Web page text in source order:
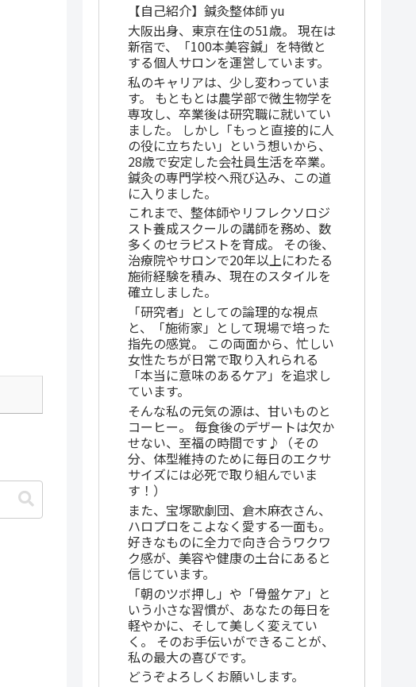
【自己紹介】鍼灸整体師 yu
大阪出身、東京在住の51歳。 現在は
新宿で、「100本美容鍼」を特徴と
する個人サロンを運営しています。
私のキャリアは、少し変わっていま
す。 もともとは農学部で微生物学を
専攻し、卒業後は研究職に就いてい
ました。 しかし「もっと直接的に人
の役に立ちたい」という想いから、
28歳で安定した会社員生活を卒業。
鍼灸の専門学校へ飛び込み、この道
に入りました。
これまで、整体師やリフレクソロジ
スト養成スクールの講師を務め、数
多くのセラピストを育成。 その後、
治療院やサロンで20年以上にわたる
施術経験を積み、現在のスタイルを
確立しました。
「研究者」としての論理的な視点
と、「施術家」として現場で培った
指先の感覚。 この両面から、忙しい
女性たちが日常で取り入れられる
「本当に意味のあるケア」を追求し
ています。
そんな私の元気の源は、甘いものと
コーヒー。 毎食後のデザートは欠か
せない、至福の時間です♪（その
分、体型維持のために毎日のエクサ
サイズには必死で取り組んでいま
す！）
また、宝塚歌劇団、倉木麻衣さん、
ハロプロをこよなく愛する一面も。
好きなものに全力で向き合うワクワ
ク感が、美容や健康の土台にあると
信じています。
「朝のツボ押し」や「骨盤ケア」と
いう小さな習慣が、あなたの毎日を
軽やかに、そして美しく変えてい
く。 そのお手伝いができることが、
私の最大の喜びです。
どうぞよろしくお願いします。